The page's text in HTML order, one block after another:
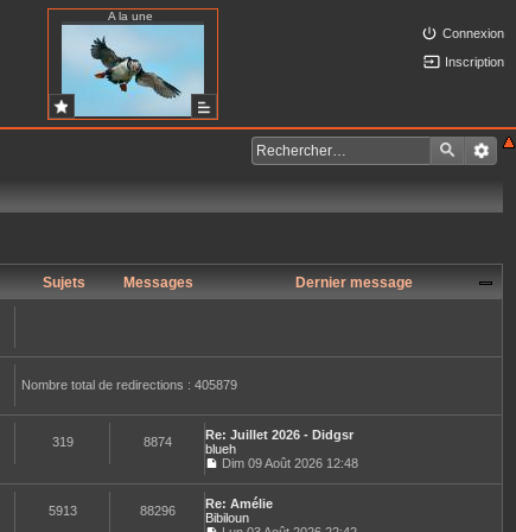
A la une
Connexion
Inscription
Sujets Messages Dernier message
Nombre total de redirections : 405879
319 8874
Re: Juillet 2026 - Didgsr
blueh
o
n
s
Dim 09 Août 2026 12:48
5913 88296
Re: Amélie
Bibiloun